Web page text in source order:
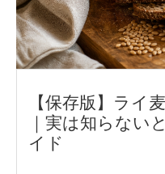
【保存版】ライ
｜実は知らない
イド